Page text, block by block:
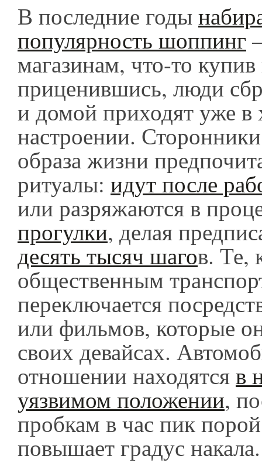
В последние годы
популярность шоппинг
магазинам, что-то
приценившись, люди
и домой приходят уже
настроении.
образа жизни
ритуалы: идут после
или разряжаются в
прогулки, делая
десять тысяч шагов. Те,
общественным
переключается
или фильмов, которые
своих девайсах.
отношении находятсяв
уязвимом положении,
пробкам в час пик
повышает градус накала.